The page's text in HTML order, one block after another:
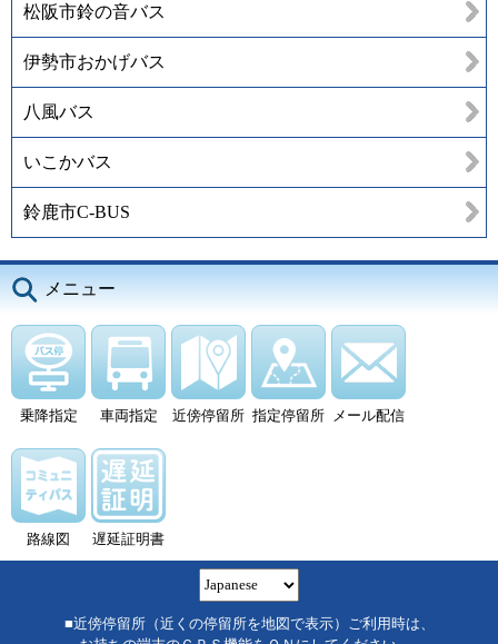
松阪市鈴の音バス
伊勢市おかげバス
八風バス
いこかバス
鈴鹿市C-BUS
メニュー
乗降指定 車両指定 近傍停留所 指定停留所 メール配信
路線図 遅延証明書
■近傍停留所（近くの停留所を地図で表示）ご利用時は、